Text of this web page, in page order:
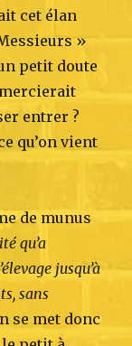
cet élan
»
petit doute
entrer ?
qu’on vient
de munus
qu’a
jusqu’à
sans
se met donc